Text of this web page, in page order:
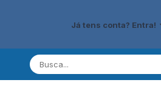
Já tens conta? Entra!